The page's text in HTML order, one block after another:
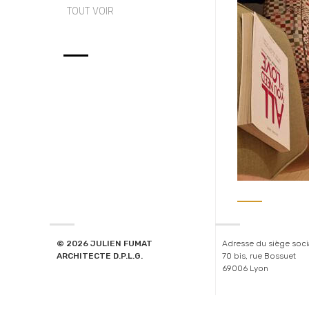
TOUT VOIR
© 2026 JULIEN FUMAT
ARCHITECTE D.P.L.G.
Adresse du siège
70 bis, rue Bossuet
69006 Lyon